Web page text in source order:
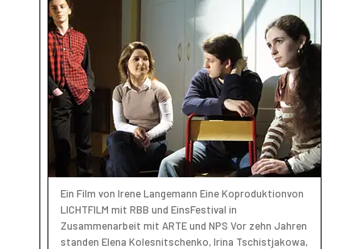
Ein Film von Irene Langemann Eine Koproduktionvon
LICHTFILM mit RBB und EinsFestival in
Zusammenarbeit mit ARTE und NPS Vor zehn Jahren
standen Elena Kolesnitschenko, Irina Tschistjakowa,